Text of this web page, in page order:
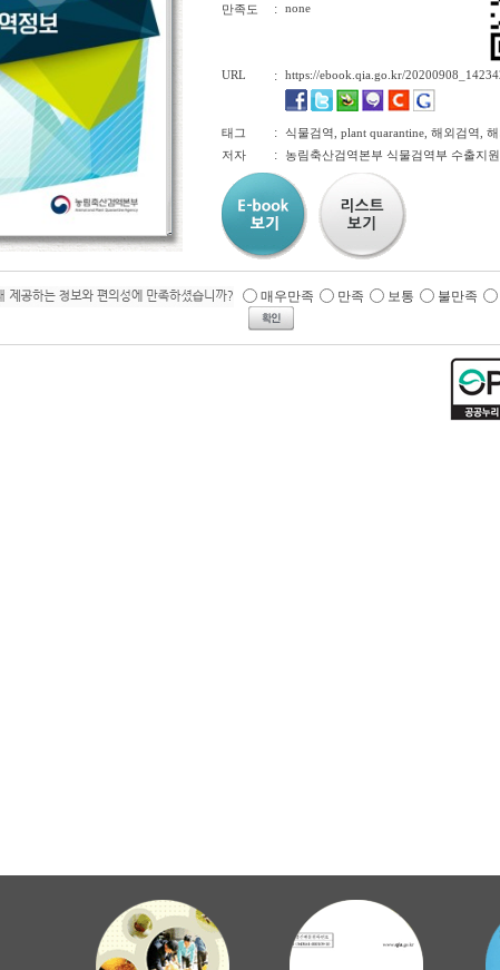
만족도
: none
URL : https://ebook.qia.go.kr/
태그 :
식물검역, plant quarantine, 해외검역,
저자
: 농림축산검역본부 식물검역부 수출지
매우만족 만족 보통 불만족